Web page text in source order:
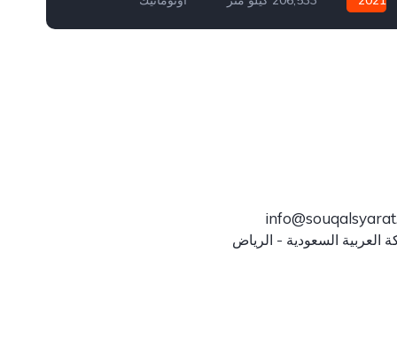
العربية السعودية - الرياض